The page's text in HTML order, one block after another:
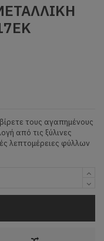
τους αγαπημένους
από τις ξύλινες
λεπτομέρειες φύλλων